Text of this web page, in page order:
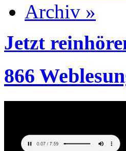
Archiv »
Jetzt
866